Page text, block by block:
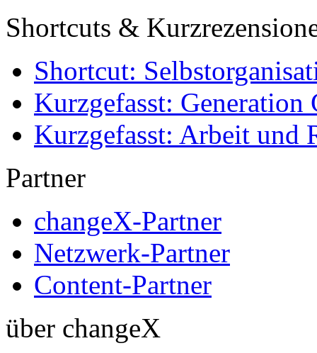
Shortcuts &
Shortcut:
Kurzgefasst: Generation
Kurzgefasst: Arbeit und
Partner
changeX-Partner
Netzwerk-Partner
Content-Partner
über changeX